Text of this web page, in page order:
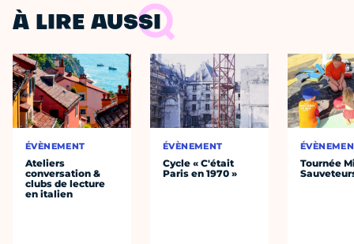
À LIRE AUSSI
ÉVÈNEMENT
Ateliers
conversation &
clubs de lecture
en italien
ÉVÈNEMENT
Cycle « C'était
Paris en 1970 »
Tournée